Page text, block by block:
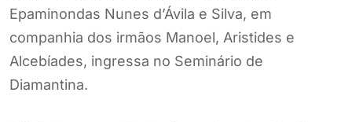
Epaminondas Nunes d’Ávila e Silva, em
companhia dos irmãos Manoel, Aristides e
Alcebíades, ingressa no Seminário de
Diamantina.